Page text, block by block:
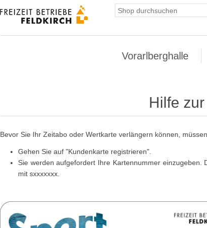
Vorarlberghalle
Hilfe
Bevor Sie Ihr Zeitabo oder Wertkarte verlängern können,
Gehen Sie auf "Kundenkarte registrieren".
Sie werden aufgefordert Ihre Kartennummer
mit sxxxxxxx.